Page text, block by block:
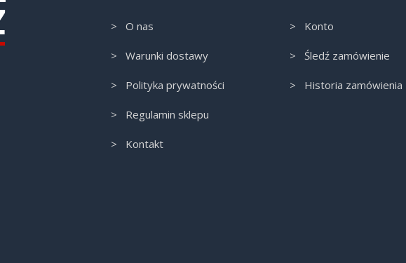
> O nas
> Warunki dostawy
> Polityka prywatności
> Regulamin sklepu
> Kontakt
> Konto
> Śledź zamówienie
> Historia zamówienia